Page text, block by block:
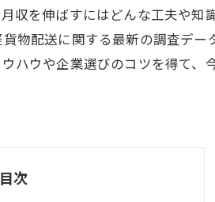
収を伸ばすにはどんな工夫や知
物配送に関する最新の調査デ
ハウや企業選びのコツを得て
目次